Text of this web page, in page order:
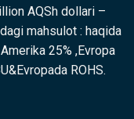
AQSh dollari –
mahsulot : haqida
25% ,Evropa
ROHS.